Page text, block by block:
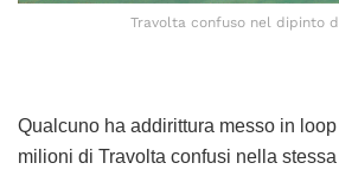
Travolta confuso nel dipinto
Qualcuno ha addirittura messo in
milioni di Travolta confusi nella